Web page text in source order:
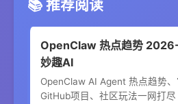
📚 推荐阅读
OpenClaw 热点趋势
妙趣AI
OpenClaw AI Agent 热点趋势、
GitHub项目、社区玩法一网打尽